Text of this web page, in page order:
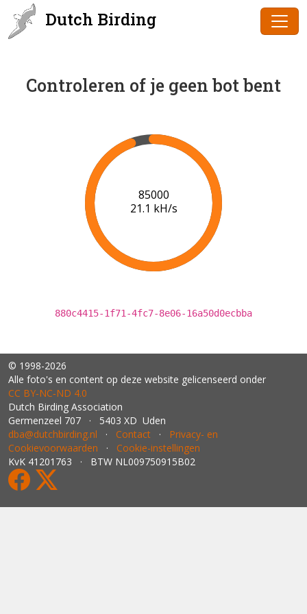
Dutch Birding
Controleren of je geen bot bent
87000
21.2 kH/s
880c4415-1f71-4fc7-8e06-16a50d0ecbba
© 1998-2026
Alle foto's en content op deze website gelicenseerd onder
CC BY‑NC‑ND 4.0
Dutch Birding Association
Germenzeel 707 · 5403 XD Uden
dba@dutchbirding.nl · Contact · Privacy- en
Cookievoorwaarden · Cookie-instellingen
KvK 41201763 · BTW NL009750915B02